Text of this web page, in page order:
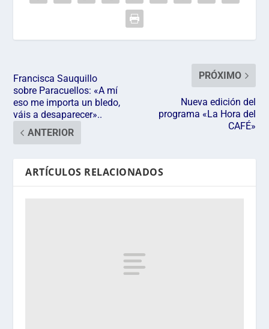
Francisca Sauquillo
sobre Paracuellos: «A mí
eso me importa un bledo,
váis a desaparecer»..
ANTERIOR
PRÓXIMO
Nueva edición del
programa «La Hora del
CAFÉ»
ARTÍCULOS RELACIONADOS